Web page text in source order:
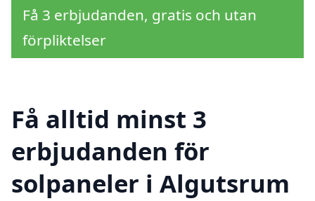
Få 3 erbjudanden, gratis och utan
förpliktelser
Få alltid minst 3
erbjudanden för
solpaneler i Algutsrum